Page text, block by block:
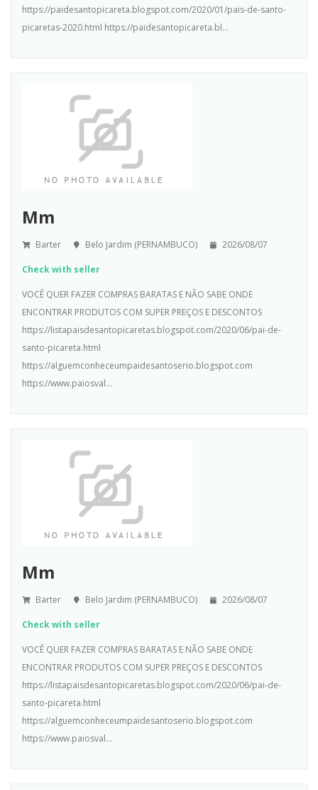
https://paidesantopicareta.blogspot.com/2020/01/pais-de-santo-
picaretas-2020.html https://paidesantopicareta.bl...
Mm
Barter Belo Jardim (PERNAMBUCO) 2026/08/07
Check with seller
VOCÊ QUER FAZER COMPRAS BARATAS E NÃO SABE ONDE
ENCONTRAR PRODUTOS COM SUPER PREÇOS E DESCONTOS
https://listapaisdesantopicaretas.blogspot.com/2020/06/pai-de-
santo-picareta.html
https://alguemconheceumpaidesantoserio.blogspot.com
https://www.paiosval...
Mm
Barter Belo Jardim (PERNAMBUCO) 2026/08/07
Check with seller
VOCÊ QUER FAZER COMPRAS BARATAS E NÃO SABE ONDE
ENCONTRAR PRODUTOS COM SUPER PREÇOS E DESCONTOS
https://listapaisdesantopicaretas.blogspot.com/2020/06/pai-de-
santo-picareta.html
https://alguemconheceumpaidesantoserio.blogspot.com
https://www.paiosval...